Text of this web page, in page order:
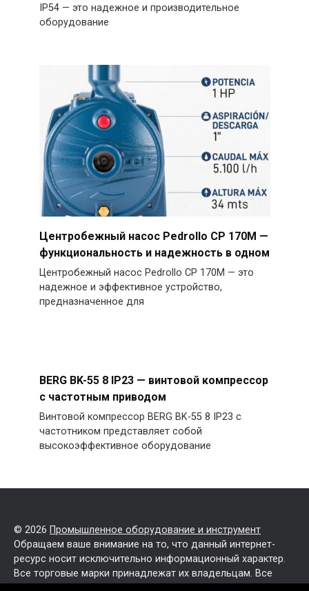
IP54 — это надежное и производительное
оборудование
Центробежный насос Pedrollo CP 170M —
функциональность и надежность в одном
Центробежный насос Pedrollo CP 170M — это
надежное и эффективное устройство,
предназначенное для
BERG BK-55 8 IP23 — винтовой компрессор
с частотным приводом
Винтовой компрессор BERG BK-55 8 IP23 с
частотником представляет собой
высокоэффективное оборудование
© 2026 Промышленное оборудование и инструмент
Обращаем ваше внимание на то, что данный интернет-
ресурс носит исключительно информационный характер.
Все торговые марки принадлежат их владельцам. Все